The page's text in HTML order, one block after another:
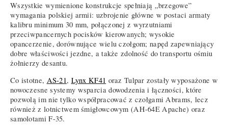
Wszystkie wymienione konstrukcje spełniają „brzegowe”
wymagania polskiej armii: uzbrojenie główne w postaci armaty
kalibru minimum 30 mm, połączonej z wyrzutniami
przeciwpancernych pocisków kierowanych; wysokie
opancerzenie, dorównujące wielu czołgom; napęd zapewniający
dobre właściwości jezdne, a także zdolność do transportu ośmiu
żołnierzy desantu.
Co istotne, AS-21, Lynx KF41 oraz Tulpar zostały wyposażone w
nowoczesne systemy wsparcia dowodzenia i łączności, które
pozwolą im nie tylko współpracować z czołgami Abrams, lecz
również z lotnictwem śmigłowcowym (AH-64E Apache) oraz
samolotami F-35.